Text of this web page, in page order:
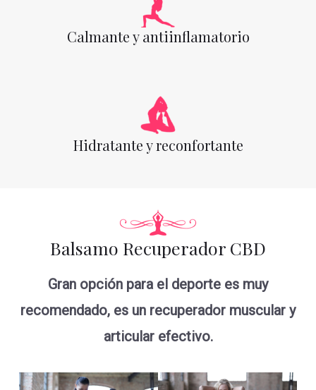
Calmante y antiinflamatorio
Hidratante y reconfortante
Balsamo Recuperador CBD
Gran opción para el deporte es muy
recomendado, es un recuperador muscular y
articular efectivo.